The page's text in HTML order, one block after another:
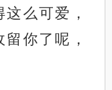
么可爱，
你了呢，